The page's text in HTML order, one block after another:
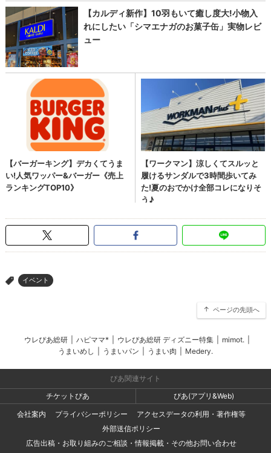
> イベント
ページの先頭へ
ウレぴあ総研 ハピママ* ウレぴあ総研 ディズニー特集 mimot.
うまいめし
うまいパン うまい肉 Medery.
ぴあ関連サイト
チケットぴあ
ぴあ(アプリ&Web)
会社案内
プライバシーポリシー
アクセスデータの利用・著作権等
外部送信ポリシー
広告出稿・お取り組みのご相談・情報掲載・その他お問い合わせ